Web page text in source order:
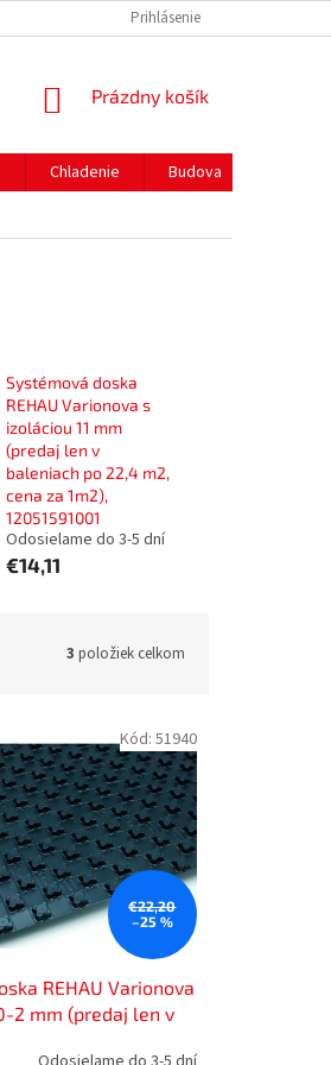
PREPRAVA A PLATBYPrihlásenie
NÁKUPNÝ
Prázdny košík
Chladenie Budova
Systémová doska
REHAU Varionova s
izoláciou 11 mm
(predaj len v
baleniach po 22,4 m2,
cena za 1m2),
12051591001
Odosielame do 3-5 dní
€14,11
3 položiek celkom
€22,20
–25 %
REHAU Varionova
2 mm (predaj len v
Kód: 51940